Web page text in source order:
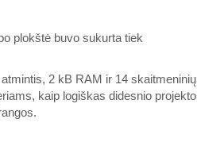
plokštė buvo sukurta tiek
2 kB RAM ir 14 skaitmeninių
kaip logiškas didesnio projekto